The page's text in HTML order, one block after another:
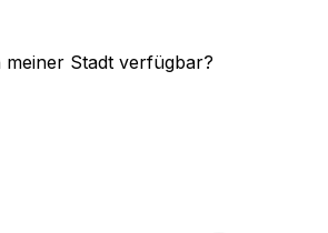
meiner Stadt verfügbar?